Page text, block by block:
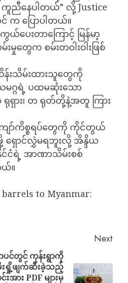
နေပါတယ်” လို့ Justice
က ပြောပါတယ်။
ပေးတာကြောင့် မြန်မာ့
တွေက စမ်းတဝါးဝါးဖြစ်
းသိမ်းထားသူတွေကို
ဂ္ဂရဲ့ ပထမဆုံးသော
ရှား၊ တ ရုတ်တို့နဲ့အတူ ကြား
ျော်ကိစ္စရပ်တွေကို ကိုင်တွယ်
ရှောင်လွှဲမရဘူးလို့ အိန္ဒိယ
င်ငံရဲ့ အာဏာသိမ်းစစ်
။
to Myanmar:
Next
ပင်တွင် ကုန်းရွာကို
းရှို့ဖျက်ဆီးခဲ့သည့်
းအား PDF များမှ